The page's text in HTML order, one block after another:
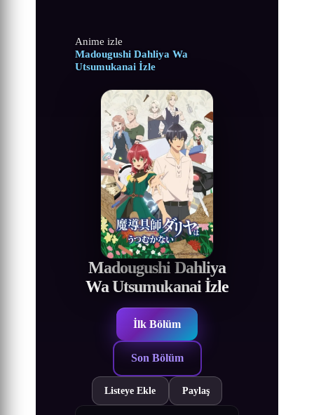
Anime izle
Madougushi Dahliya Wa
Utsumukanai İzle
Madougushi Dahliya
Wa Utsumukanai İzle
İlk Bölüm
Son Bölüm
Listeye Ekle Paylaş